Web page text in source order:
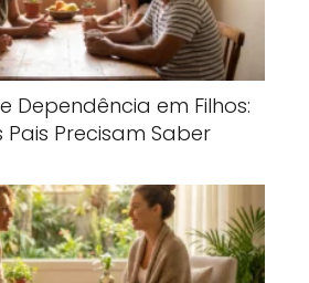
Dependência em Filhos:
Pais Precisam Saber